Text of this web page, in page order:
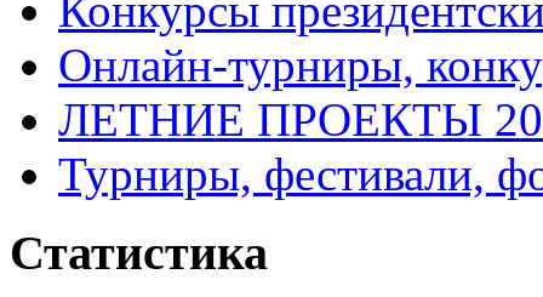
Онлайн-турниры,
ЛЕТНИЕ ПРОЕКТЫ
Турниры, фестивали,
Статистика